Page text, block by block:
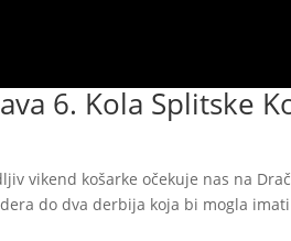
6. Kola Splitske
vikend košarke očekuje nas na
do dva derbija koja bi mogla